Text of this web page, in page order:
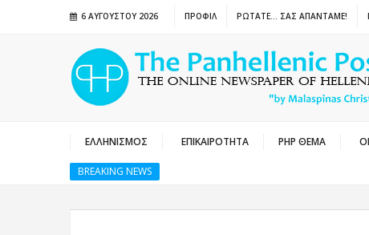
6 ΑΥΓΟΎΣΤΟΥ 2026 ΠΡΟΦΙΛ ΡΩΤΑΤΕ… ΣΑΣ ΑΠΑΝΤΑΜΕ!
ΕΛΛΗΝΙΣΜΟΣ ΕΠΙΚΑΙΡΟΤΗΤΑ PHP ΘΕΜΑ
BREAKING NEWS